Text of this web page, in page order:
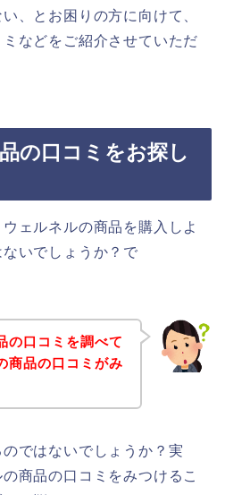
、とお困りの方に向けて、
などをご紹介させていただ
の口コミをお探し
ェルネルの商品を購入しよ
いでしょうか？で
の口コミを調べて
商品の口コミがみ
ではないでしょうか？実
商品の口コミをみつけるこ